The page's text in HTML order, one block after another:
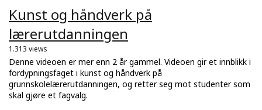
Kunst og håndverk på
lærerutdanningen
1.313 views
Denne videoen er mer enn 2 år gammel. Videoen gir et innblikk i
fordypningsfaget i kunst og håndverk på
grunnskolelærerutdanningen, og retter seg mot studenter som
skal gjøre et fagvalg.